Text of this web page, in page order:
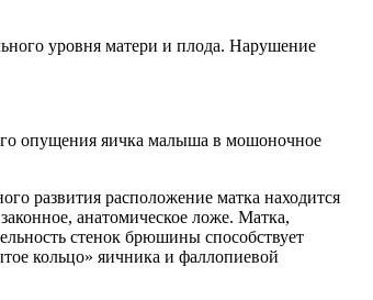
уровня матери и плода. Нарушение
опущения яичка малыша в мошоночное
развития расположение матка находится
анатомическое ложе. Матка,
стенок брюшины способствует
кольцо» яичника и фаллопиевой